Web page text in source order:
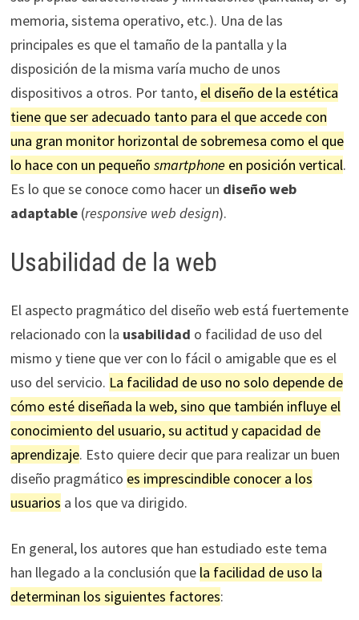
memoria, sistema operativo, etc.). Una de las
principales es que el tamaño de la pantalla y la
disposición de la misma varía mucho de unos
dispositivos a otros. Por tanto, el diseño de la estética
tiene que ser adecuado tanto para el que accede con
una gran monitor horizontal de sobremesa como el que
lo hace con un pequeño smartphone en posición vertical.
Es lo que se conoce como hacer un diseño web
adaptable(responsive web design).
Usabilidad de la web
El aspecto pragmático del diseño web está fuertemente
relacionado con la usabilidad o facilidad de uso del
mismo y tiene que ver con lo fácil o amigable que es el
uso del servicio. La facilidad de uso no solo depende de
cómo esté diseñada la web, sino que también influye el
conocimiento del usuario, su actitud y capacidad de
aprendizaje. Esto quiere decir que para realizar un buen
diseño pragmático es imprescindible conocer a los
usuarios a los que va dirigido.
En general, los autores que han estudiado este tema
han llegado a la conclusión que la facilidad de uso la
determinan los siguientes factores: